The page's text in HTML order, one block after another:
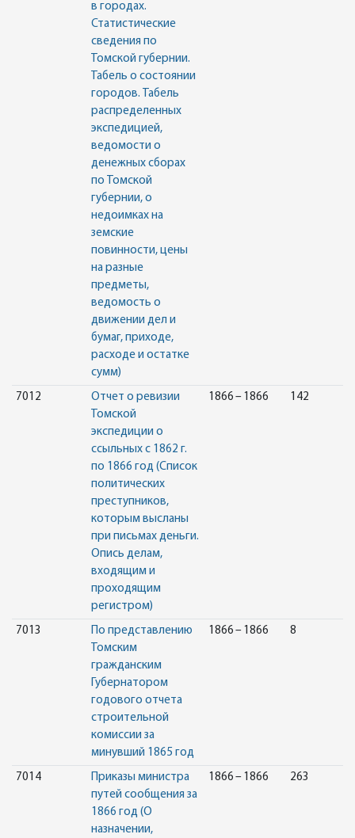
в городах.
Статистические
сведения по
Томской губернии.
Табель о состоянии
городов. Табель
распределенных
экспедицией,
ведомости о
денежных сборах
по Томской
губернии, о
недоимках на
земские
повинности, цены
на разные
предметы,
ведомость о
движении дел и
бумаг, приходе,
расходе и остатке
сумм)
7012
Отчет о ревизии
Томской
экспедиции о
ссыльных с 1862 г.
по 1866 год (Список
политических
преступников,
которым высланы
при письмах деньги.
Опись делам,
входящим и
проходящим
регистром)
1866 – 1866 142
7013
По представлению
Томским
гражданским
Губернатором
годового отчета
строительной
комиссии за
минувший 1865 год
1866 – 1866 8
7014
Приказы министра
путей сообщения за
1866 год (О
назначении,
1866 – 1866 263